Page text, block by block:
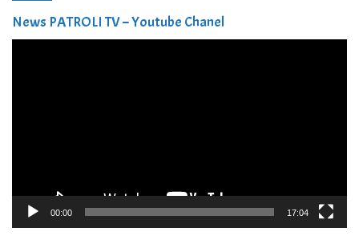
News PATROLI TV – Youtube Chanel
00:00 17:04